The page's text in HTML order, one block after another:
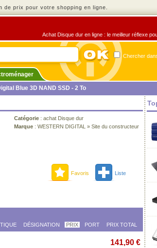
de prix pour votre shopping en ligne.
Achat Disque dur en ligne : le meilleur réflexe
Chercher
Blue 3D NAND SSD - 2 To
Catégorie : achat Disque dur
Marque : WESTERN DIGITAL » Site du constructeur
Favoris Liste
DÉSIGNATION PRIX PORT PRIX TOTAL
141,90 €